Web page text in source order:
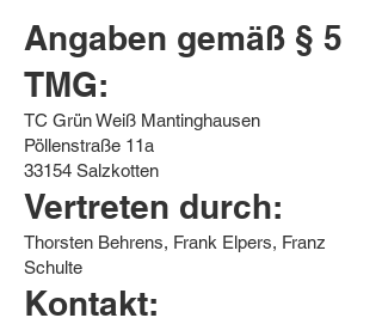
Angaben gemäß § 5
TMG:
TC Grün Weiß Mantinghausen
Pöllenstraße 11a
33154 Salzkotten
Vertreten durch:
Thorsten Behrens, Frank Elpers, Franz
Schulte
Kontakt: